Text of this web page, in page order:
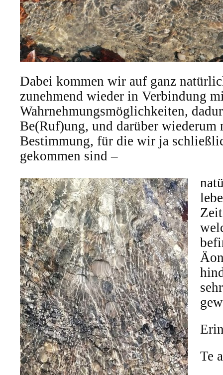
Dabei kommen wir auf ganz
zunehmend wieder in Verbindung
Wahrnehmungsmöglichkeiten,
Be(Ruf)ung, und darüber wiederum
Bestimmung, für die wir ja
gekommen sind –
Te